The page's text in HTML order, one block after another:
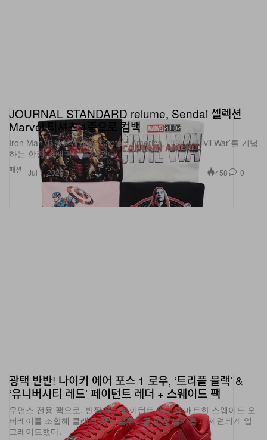
패션
JOURNAL STANDARD relume, Sendai 셀렉션
Marvel 티셔츠 4종으로 컴백
Iron Man, Black Widow, Captain America, 그리고 ‘Civil War’를 기념
하는 한정 그래픽이 돌아왔다.
Jul 1, 2026 458 0
광택 반반! 나이키 에어 포스 1 로우, ‘트리플 블랙’ &
‘유니버시티 레드’ 페이턴트 레더 + 스웨이드 팩
우먼스 전용 팩으로, 반짝이는 페이턴트 어퍼와 매트한 스웨이드 오
버레이를 조합해 클래식 AF1 실루엣을 한층 날카롭고 세련되게 업
그레이드했다.